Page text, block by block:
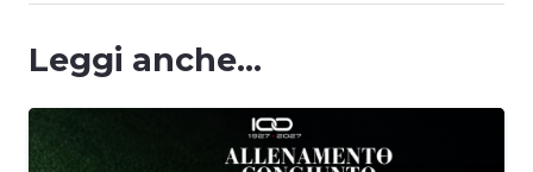
Leggi anche...